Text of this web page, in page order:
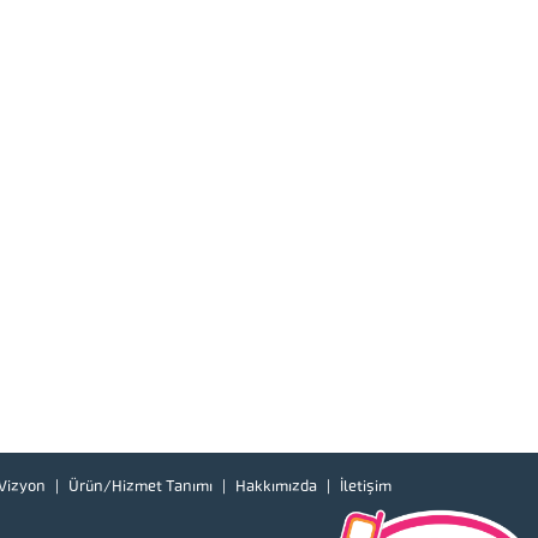
Ürün/Hizmet Tanımı Hakkımızda İletişim